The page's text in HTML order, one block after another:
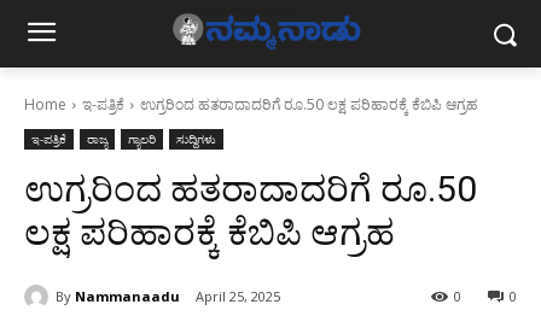
Home ಇ-ಪತ್ರಿಕೆ ಉಗ್ರರಿಂದ ಹತರಾದಾದರಿಗೆ ರೂ.50 ಲಕ್ಷ ಪರಿಹಾರಕ್ಕೆ ಕೆಬಿಪಿ ಆಗ್ರಹ
ಇ-ಪತ್ರಿಕೆ ರಾಜ್ಯ ಗ್ಯಾಲರಿ ಸುದ್ದಿಗಳು
ಉಗ್ರರಿಂದ ಹತರಾದಾದರಿಗೆ ರೂ.50
ಲಕ್ಷ ಪರಿಹಾರಕ್ಕೆ ಕೆಬಿಪಿ ಆಗ್ರಹ
By Nammanaadu April 25, 2025 0
0